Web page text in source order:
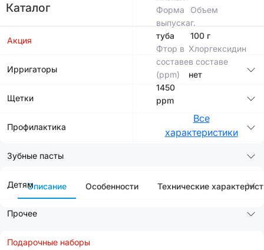
Каталог
Акция
Ирригаторы
Щетки
Профилактика
Зубные пасты
Детям
Прочее
Подарочные наборы
Форма
выпуска
туба
Объем
г.
100 г
Фтор в
составе
(ppm)
1450
ppm
Хлоргексидин
в составе
нет
Все
характеристики
Описание Особенности Технические